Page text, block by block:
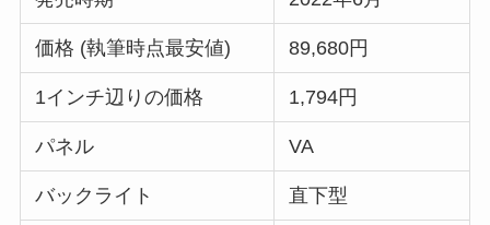
価格 (執筆時点最安値) 89,680円
1インチ辺りの価格 1,794円
パネル VA
バックライト 直下型